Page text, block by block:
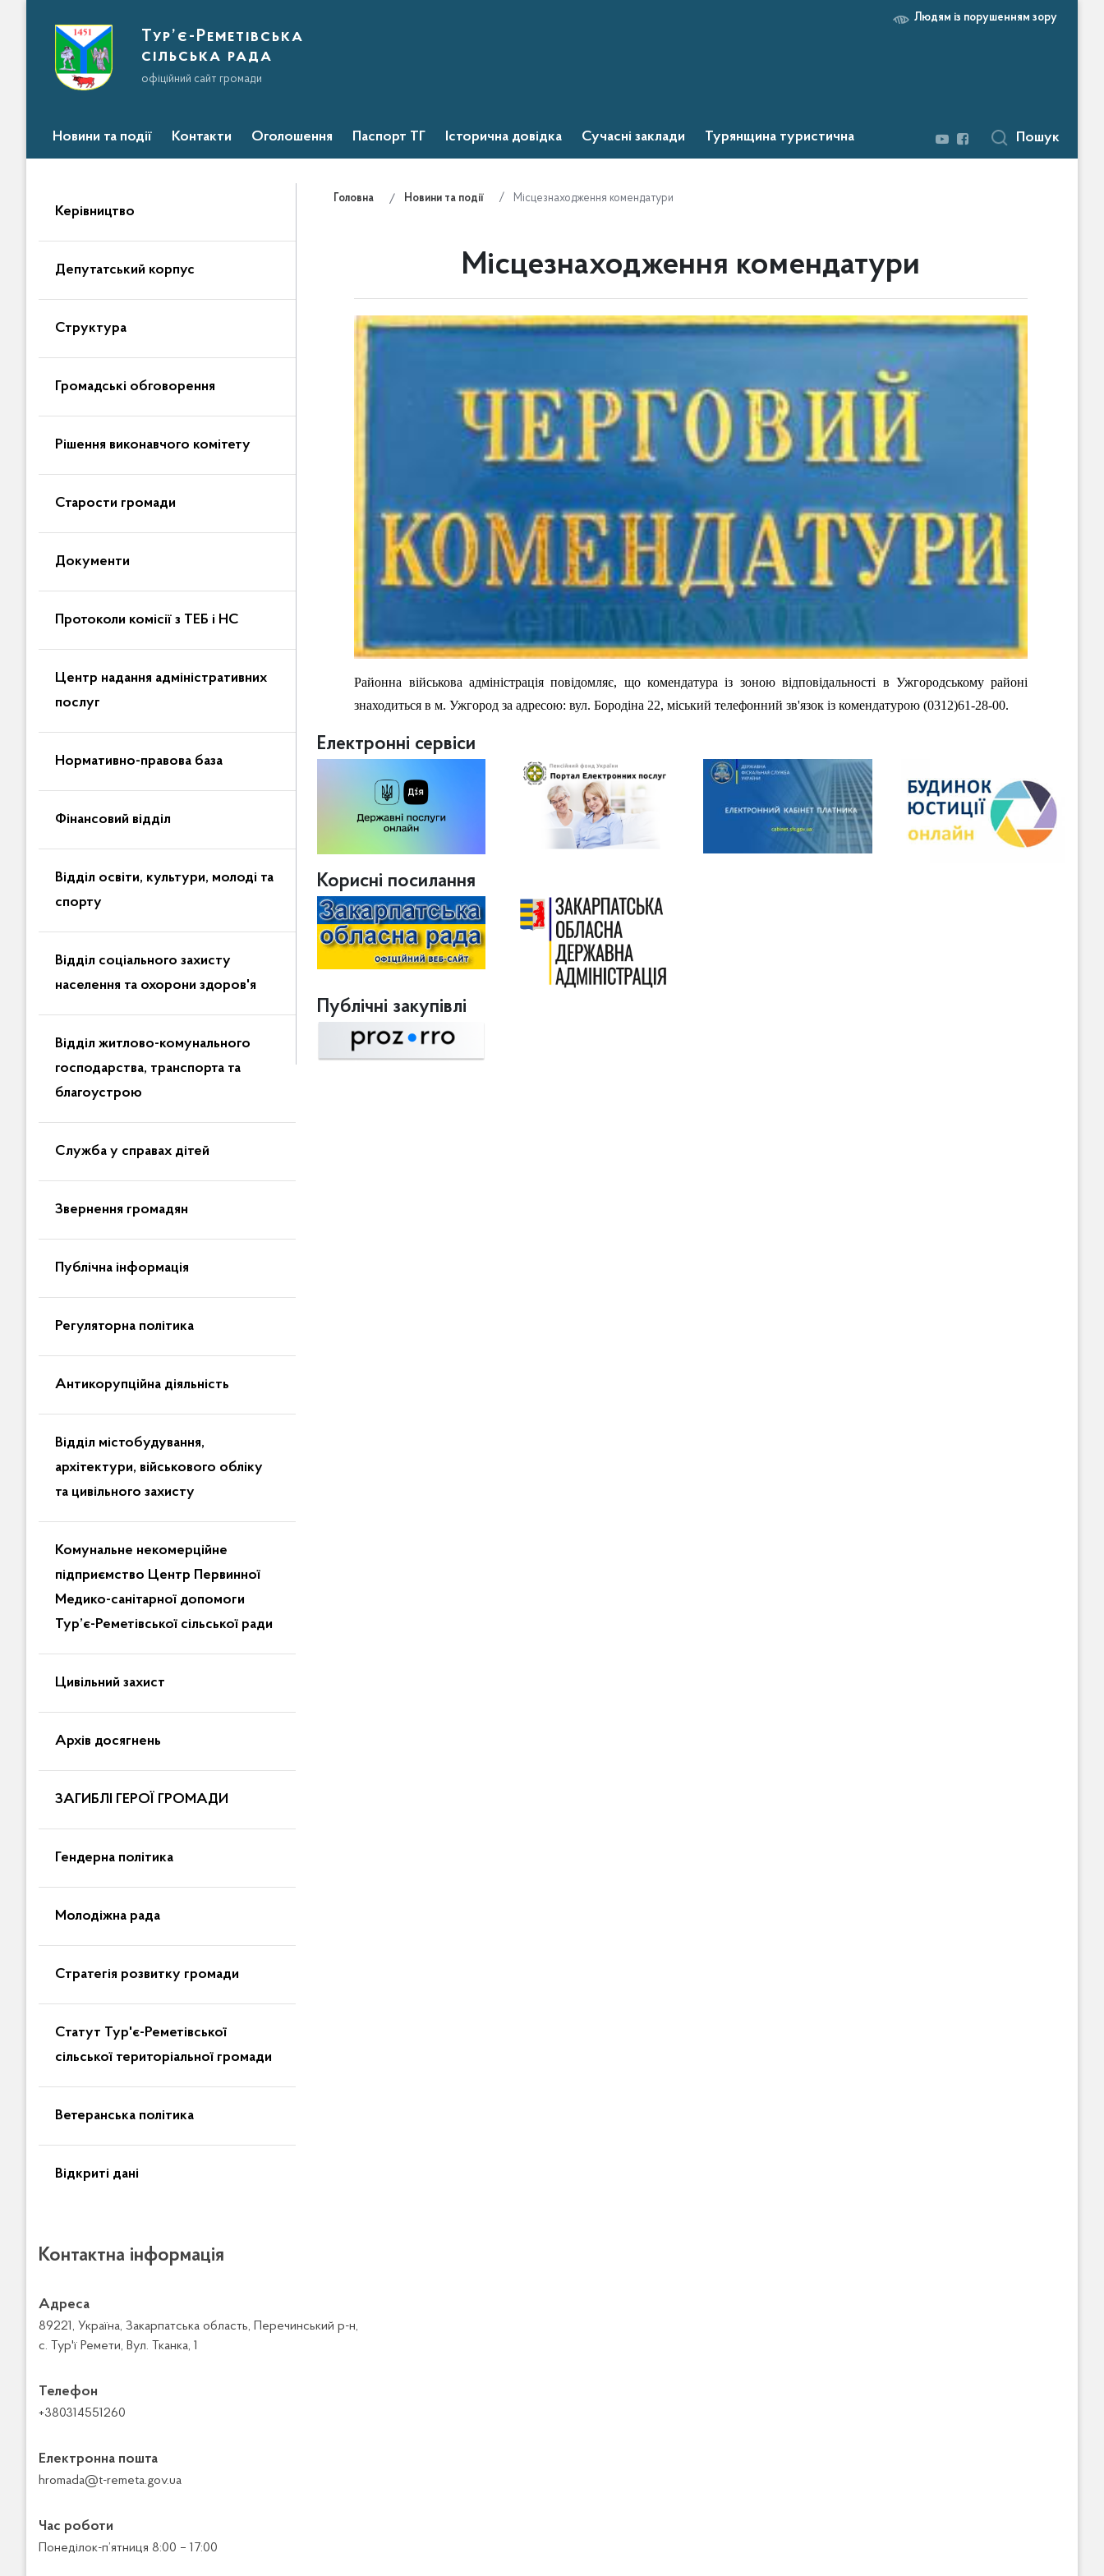
Тур’є-Реметівська
сільська рада
офіційний сайт громади
Людям із порушенням зору
Новини та події Контакти Оголошення Паспорт ТГ Історична довідка Сучасні заклади Турянщина туристична Пошук
Керівництво
Депутатський корпус
Структура
Громадські обговорення
Рішення виконавчого комітету
Старости громади
Документи
Протоколи комісії з ТЕБ і НС
Центр надання адміністративних
послуг
Нормативно-правова база
Фінансовий відділ
Відділ освіти, культури, молоді та
спорту
Відділ соціального захисту
населення та охорони здоров'я
Відділ житлово-комунального
господарства, транспорта та
благоустрою
Служба у справах дітей
Звернення громадян
Публічна інформація
Регуляторна політика
Антикорупційна діяльність
Відділ містобудування,
архітектури, військового обліку
та цивільного захисту
Комунальне некомерційне
підприємство Центр Первинної
Медико-санітарної допомоги
Тур’є-Реметівської сільської ради
Цивільний захист
Архів досягнень
ЗАГИБЛІ ГЕРОЇ ГРОМАДИ
Гендерна політика
Молодіжна рада
Стратегія розвитку громади
Статут Тур'є-Реметівської
сільської територіальної громади
Ветеранська політика
Відкриті дані
Головна Новини та події Місцезнаходження комендатури
Місцезнаходження комендатури
Районна військова адміністрація повідомляє, що комендатура із зоною відповідальності в Ужгородському районі
знаходиться в м. Ужгород за адресою: вул. Бородіна 22, міський телефонний зв'язок із комендатурою (0312)61-28-00.
Електронні сервіси
Корисні посилання
Публічні закупівлі
Контактна інформація
Адреса
89221, Україна, Закарпатська область, Перечинський р-н,
с. Тур'ї Ремети, Вул. Тканка, 1
Телефон
+380314551260
Електронна пошта
hromada@t-remeta.gov.ua
Час роботи
Понеділок-п’ятниця 8:00 – 17:00